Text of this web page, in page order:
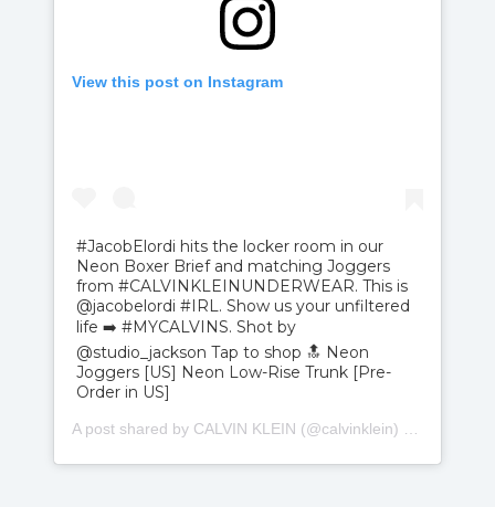
View this post on Instagram
#JacobElordi hits the locker room in our
Neon Boxer Brief and matching Joggers
from #CALVINKLEINUNDERWEAR. This is
@jacobelordi #IRL. Show us your unfiltered
life ➡️ #MYCALVINS. Shot by
@studio_jackson Tap to shop 🔝 Neon
Joggers [US] Neon Low-Rise Trunk [Pre-
Order in US]